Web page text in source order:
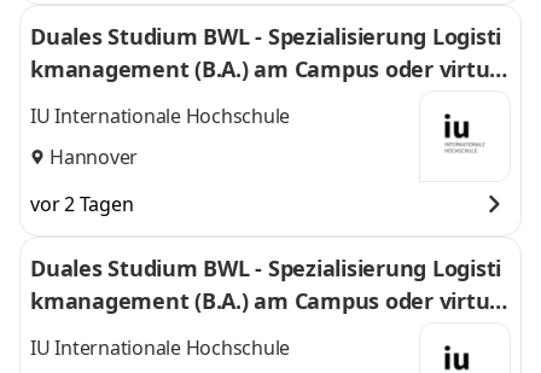
Duales Studium BWL - Spezialisierung Logisti
kmanagement (B.A.) am Campus oder virtuel
l
IU Internationale Hochschule
Hannover
vor 2 Tagen
Duales Studium BWL - Spezialisierung Logisti
kmanagement (B.A.) am Campus oder virtuel
l
IU Internationale Hochschule